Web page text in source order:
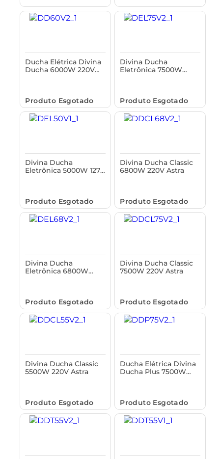
Ducha Elétrica Divina
Ducha 6000W 220V
Produto Esgotado
Divina Ducha
Eletrônica 7500W
Produto Esgotado
Divina Ducha
Eletrônica 5000W 127V
Produto Esgotado
Divina Ducha Classic
6800W 220V Astra
Produto Esgotado
Divina Ducha
Eletrônica 6800W
Produto Esgotado
Divina Ducha Classic
7500W 220V Astra
Produto Esgotado
Divina Ducha Classic
5500W 220V Astra
Produto Esgotado
Ducha Elétrica Divina
Ducha Plus 7500W
Produto Esgotado